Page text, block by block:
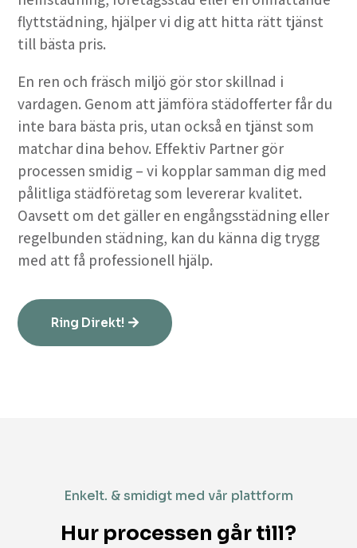
flyttstädning, hjälper vi dig att hitta rätt tjänst
till bästa pris.
En ren och fräsch miljö gör stor skillnad i
vardagen. Genom att jämföra städofferter får du
inte bara bästa pris, utan också en tjänst som
matchar dina behov. Effektiv Partner gör
processen smidig – vi kopplar samman dig med
pålitliga städföretag som levererar kvalitet.
Oavsett om det gäller en engångsstädning eller
regelbunden städning, kan du känna dig trygg
med att få professionell hjälp.
Ring Direkt!
Enkelt. & smidigt med vår plattform
Hur processen går till?